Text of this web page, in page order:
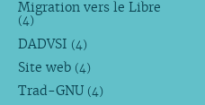
Migration vers le Libre
(4)
DADVSI (4)
Site web (4)
Trad-GNU (4)